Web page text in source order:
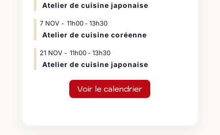
Atelier de cuisine japonaise
7 NOV 11h00- 13h30
Atelier de cuisine coréenne
21 NOV 11h00- 13h30
Atelier de cuisine japonaise
Voir le calendrier